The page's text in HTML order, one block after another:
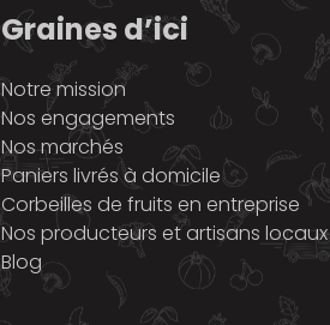
Graines d’ici
Notre mission
Nos engagements
Nos marchés
Paniers livrés à domicile
Corbeilles de fruits en entreprise
Nos producteurs et artisans locaux
Blog